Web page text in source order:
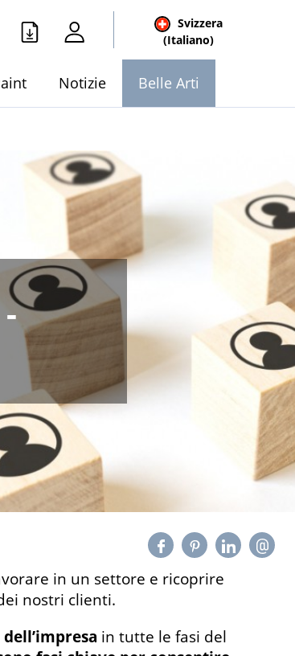
Svizzera
(Italiano)
Notizie Belle Arti
in un settore e ricoprire
nostri clienti.
in tutte le fasi del